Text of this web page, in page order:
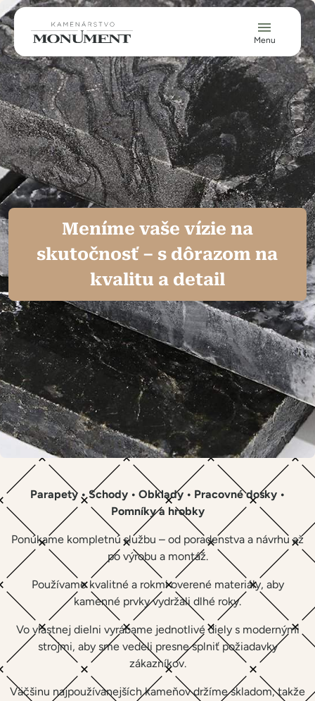
Skočiť na hlavný obsah
Menu
Meníme vaše vízie na
skutočnosť – s dôrazom na
kvalitu a detail
Parapety • Schody • Obklady • Pracovné dosky •
Pomníky a hrobky
Ponúkame kompletnú službu – od poradenstva a návrhu až
po výrobu a montáž.
Používame kvalitné a rokmi overené materiály, aby
kamenné prvky vydržali dlhé roky.
Vo vlastnej dielni vyrábame jednotlivé diely s modernými
strojmi, aby sme vedeli presne splniť požiadavky
zákazníkov.
Väčšinu najpoužívanejších kameňov držíme skladom, takže